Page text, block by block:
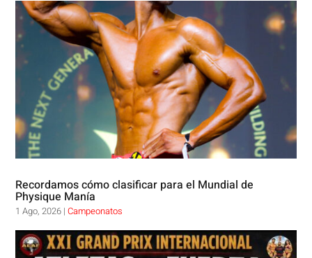
Recordamos cómo clasificar para el Mundial de
Physique Manía
1 Ago, 2026 |Campeonatos